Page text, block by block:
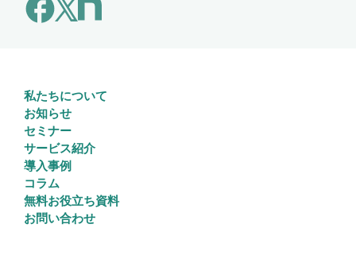
私たちについて
お知らせ
セミナー
サービス紹介
導入事例
コラム
無料お役立ち資料
お問い合わせ